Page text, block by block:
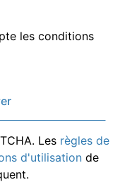
les conditions
Les règles de
d'utilisation de